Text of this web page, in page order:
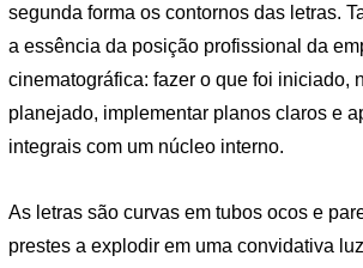
segunda forma os contornos das letras.
a essência da posição profissional da
cinematográfica: fazer o que foi iniciado,
planejado, implementar planos claros e
integrais com um núcleo interno.
As letras são curvas em tubos ocos e
prestes a explodir em uma convidativa